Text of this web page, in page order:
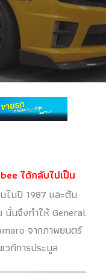
ได้กลับไปเป็น
นในปี 1987 และต้น
นั่นจึงทำให้ General
จากภาพยนตร์
ทีการประมูล